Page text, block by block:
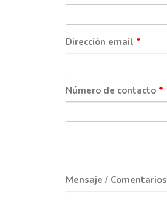
Dirección email *
Número de contacto *
Mensaje / Comentarios